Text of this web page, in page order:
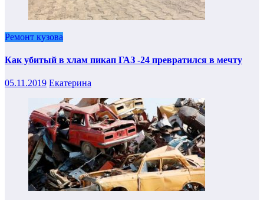
Ремонт кузова
Как убитый в хлам пикап ГАЗ -24 превратился в мечту
05.11.2019 Екатерина